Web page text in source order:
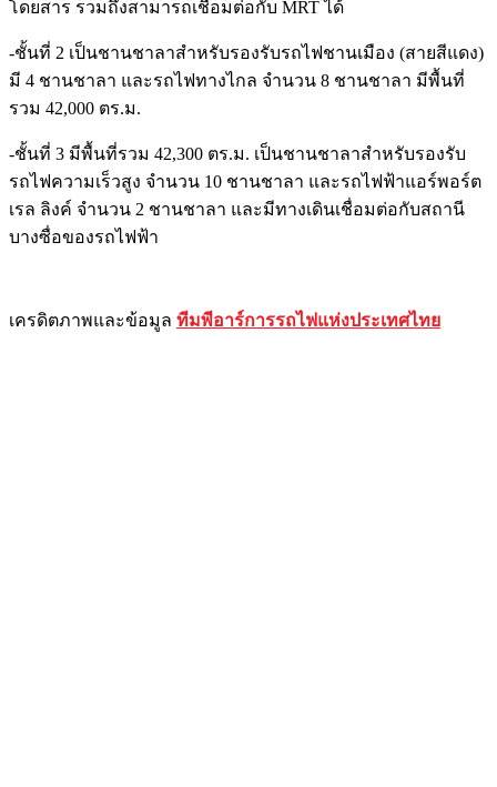
โดยสาร รวมถึงสามารถเชื่อมต่อกับ MRT ได้
-ชั้นที่ 2 เป็นชานชาลาสำหรับรองรับรถไฟชานเมือง (สายสีแดง)
มี 4 ชานชาลา และรถไฟทางไกล จำนวน 8 ชานชาลา มีพื้นที่
รวม 42,000 ตร.ม.
-ชั้นที่ 3 มีพื้นที่รวม 42,300 ตร.ม. เป็นชานชาลาสำหรับรองรับ
รถไฟความเร็วสูง จำนวน 10 ชานชาลา และรถไฟฟ้าแอร์พอร์ต
เรล ลิงค์ จำนวน 2 ชานชาลา และมีทางเดินเชื่อมต่อกับสถานี
บางซื่อของรถไฟฟ้า
เครดิตภาพและข้อมูล ทีมพีอาร์การรถไฟแห่งประเทศไทย